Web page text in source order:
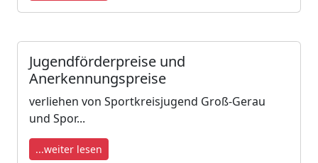
Jugendförderpreise und
Anerkennungspreise
verliehen von Sportkreisjugend Groß-Gerau
und Spor...
...weiter lesen